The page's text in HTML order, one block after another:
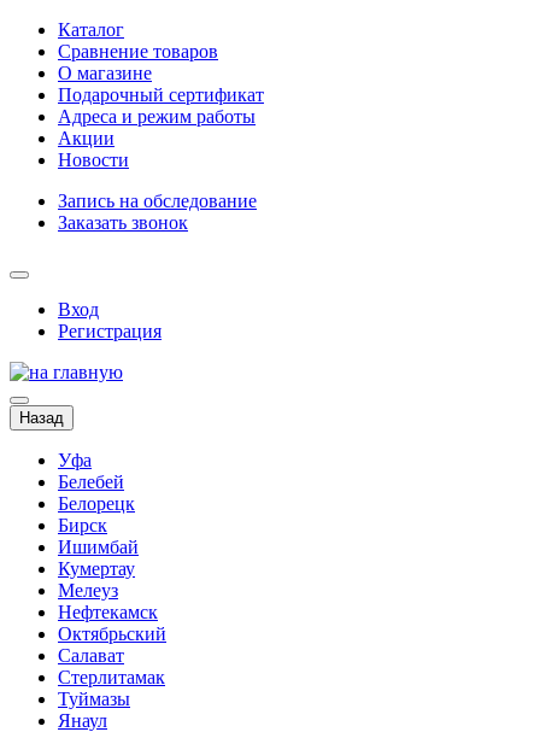
Каталог
Сравнение товаров
О магазине
Подарочный сертификат
Адреса и режим работы
Акции
Новости
Запись на обследование
Заказать звонок
Вход
Регистрация
Назад
Уфа
Белебей
Белорецк
Бирск
Ишимбай
Кумертау
Мелеуз
Нефтекамск
Октябрьский
Салават
Стерлитамак
Туймазы
Янаул